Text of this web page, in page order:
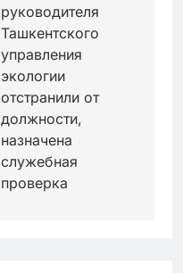
руководителя
Ташкентского
управления
экологии
отстранили от
должности,
назначена
служебная
проверка